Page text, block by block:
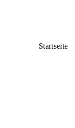
Startseite